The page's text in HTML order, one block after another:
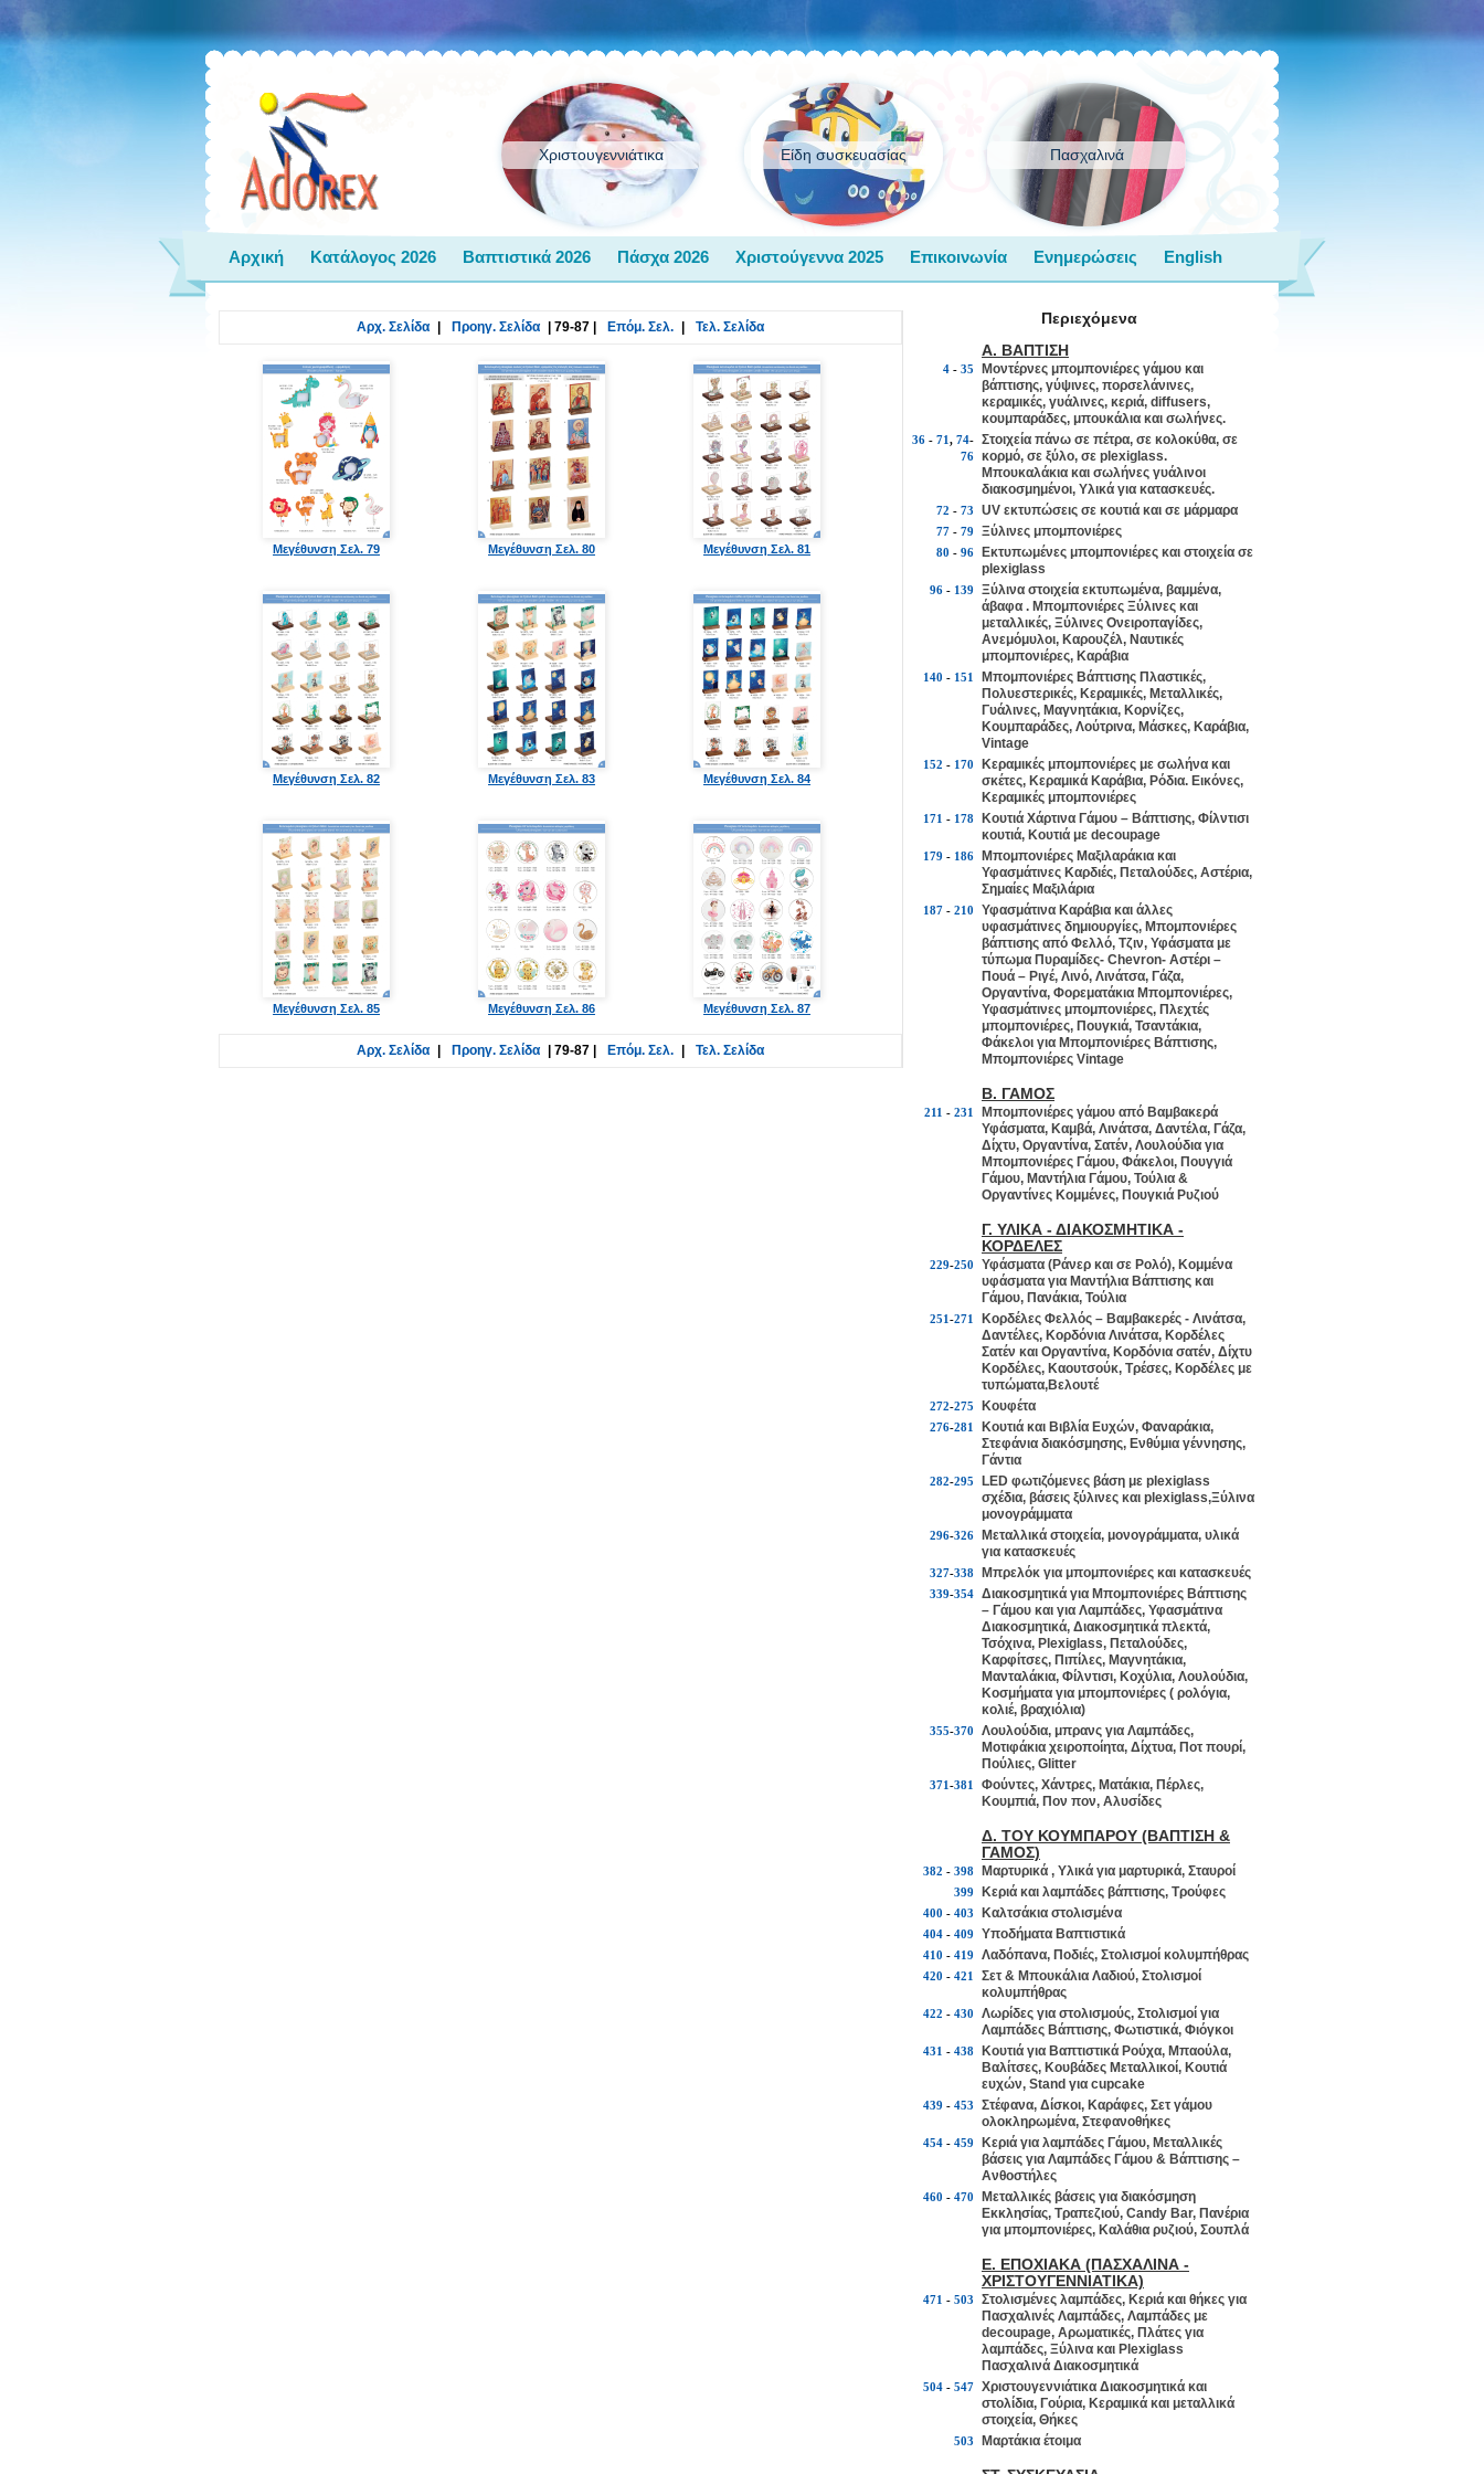
Χριστουγεννιάτικα Είδη συσκευασίας Πασχαλινά
Αρχική Κατάλογος 2026 Βαπτιστικά 2026 Πάσχα 2026 Χριστούγεννα 2025 Επικοινωνία Ενημερώσεις English
Αρχ. Σελίδα Προηγ. Σελίδα 79-87 Επόμ. Σελ. Τελ. Σελίδα
Μεγέθυνση Σελ. 79 Μεγέθυνση Σελ. 80 Μεγέθυνση Σελ. 81
Μεγέθυνση Σελ. 82 Μεγέθυνση Σελ. 83 Μεγέθυνση Σελ. 84
Μεγέθυνση Σελ. 85 Μεγέθυνση Σελ. 86 Μεγέθυνση Σελ. 87
Αρχ. Σελίδα Προηγ. Σελίδα 79-87 Επόμ. Σελ. Τελ. Σελίδα
Περιεχόμενα
Α. ΒΑΠΤΙΣΗ
4 - 35
Μοντέρνες μπομπονιέρες γάμου και
βάπτισης, γύψινες, πορσελάνινες,
κεραμικές, γυάλινες, κεριά, diffusers,
κουμπαράδες, μπουκάλια και σωλήνες.
36 - 71, 74-
76
Στοιχεία πάνω σε πέτρα, σε κολοκύθα, σε
κορμό, σε ξύλο, σε plexiglass.
Μπουκαλάκια και σωλήνες γυάλινοι
διακοσμημένοι, Υλικά για κατασκευές.
72 - 73 UV εκτυπώσεις σε κουτιά και σε μάρμαρα
77 - 79 Ξύλινες μπομπονιέρες
80 - 96
Εκτυπωμένες μπομπονιέρες και στοιχεία σε
plexiglass
96 - 139
Ξύλινα στοιχεία εκτυπωμένα, βαμμένα,
άβαφα . Μπομπονιέρες Ξύλινες και
μεταλλικές, Ξύλινες Ονειροπαγίδες,
Ανεμόμυλοι, Καρουζέλ, Ναυτικές
μπομπονιέρες, Καράβια
140 - 151
Μπομπονιέρες Βάπτισης Πλαστικές,
Πολυεστερικές, Κεραμικές, Μεταλλικές,
Γυάλινες, Μαγνητάκια, Κορνίζες,
Κουμπαράδες, Λούτρινα, Μάσκες, Καράβια,
Vintage
152 - 170
Κεραμικές μπομπονιέρες με σωλήνα και
σκέτες, Κεραμικά Καράβια, Ρόδια. Εικόνες,
Κεραμικές μπομπονιέρες
171 - 178
Κουτιά Χάρτινα Γάμου – Βάπτισης, Φίλντισι
κουτιά, Κουτιά με decoupage
179 - 186
Μπομπονιέρες Μαξιλαράκια και
Υφασμάτινες Καρδιές, Πεταλούδες, Αστέρια,
Σημαίες Μαξιλάρια
187 - 210
Υφασμάτινα Καράβια και άλλες
υφασμάτινες δημιουργίες, Μπομπονιέρες
βάπτισης από Φελλό, Τζιν, Υφάσματα με
τύπωμα Πυραμίδες- Chevron- Αστέρι –
Πουά – Ριγέ, Λινό, Λινάτσα, Γάζα,
Οργαντίνα, Φορεματάκια Μπομπονιέρες,
Υφασμάτινες μπομπονιέρες, Πλεχτές
μπομπονιέρες, Πουγκιά, Τσαντάκια,
Φάκελοι για Μπομπονιέρες Βάπτισης,
Μπομπονιέρες Vintage
Β. ΓΑΜΟΣ
211 - 231
Μπομπονιέρες γάμου από Βαμβακερά
Υφάσματα, Καμβά, Λινάτσα, Δαντέλα, Γάζα,
Δίχτυ, Οργαντίνα, Σατέν, Λουλούδια για
Μπομπονιέρες Γάμου, Φάκελοι, Πουγγιά
Γάμου, Μαντήλια Γάμου, Τούλια &
Οργαντίνες Κομμένες, Πουγκιά Ρυζιού
Γ. ΥΛΙΚΑ - ΔΙΑΚΟΣΜΗΤΙΚΑ -
ΚΟΡΔΕΛΕΣ
229-250
Υφάσματα (Ράνερ και σε Ρολό), Κομμένα
υφάσματα για Μαντήλια Βάπτισης και
Γάμου, Πανάκια, Τούλια
251-271
Κορδέλες Φελλός – Βαμβακερές - Λινάτσα,
Δαντέλες, Κορδόνια Λινάτσα, Κορδέλες
Σατέν και Οργαντίνα, Κορδόνια σατέν, Δίχτυ
Κορδέλες, Καουτσούκ, Τρέσες, Κορδέλες με
τυπώματα,Βελουτέ
272-275 Κουφέτα
276-281
Κουτιά και Βιβλία Ευχών, Φαναράκια,
Στεφάνια διακόσμησης, Ενθύμια γέννησης,
Γάντια
282-295
LED φωτιζόμενες βάση με plexiglass
σχέδια, βάσεις ξύλινες και plexiglass,Ξύλινα
μονογράμματα
296-326
Μεταλλικά στοιχεία, μονογράμματα, υλικά
για κατασκευές
327-338 Μπρελόκ για μπομπονιέρες και κατασκευές
339-354 Διακοσμητικά για Μπομπονιέρες Βάπτισης
– Γάμου και για Λαμπάδες, Υφασμάτινα
Διακοσμητικά, Διακοσμητικά πλεκτά,
Τσόχινα, Plexiglass, Πεταλούδες,
Καρφίτσες, Πιπίλες, Μαγνητάκια,
Μανταλάκια, Φίλντισι, Κοχύλια, Λουλούδια,
Κοσμήματα για μπομπονιέρες ( ρολόγια,
κολιέ, βραχιόλια)
355-370
Λουλούδια, μπρανς για Λαμπάδες,
Μοτιφάκια χειροποίητα, Δίχτυα, Ποτ πουρί,
Πούλιες, Glitter
371-381
Φούντες, Χάντρες, Ματάκια, Πέρλες,
Κουμπιά, Πον πον, Αλυσίδες
Δ. ΤΟΥ ΚΟΥΜΠΑΡΟΥ (ΒΑΠΤΙΣΗ &
ΓΑΜΟΣ)
382 - 398 Μαρτυρικά , Υλικά για μαρτυρικά, Σταυροί
399 Κεριά και λαμπάδες βάπτισης, Τρούφες
400 - 403 Καλτσάκια στολισμένα
404 - 409 Υποδήματα Βαπτιστικά
410 - 419 Λαδόπανα, Ποδιές, Στολισμοί κολυμπήθρας
420 - 421
Σετ & Μπουκάλια Λαδιού, Στολισμοί
κολυμπήθρας
422 - 430
Λωρίδες για στολισμούς, Στολισμοί για
Λαμπάδες Βάπτισης, Φωτιστικά, Φιόγκοι
431 - 438
Κουτιά για Βαπτιστικά Ρούχα, Μπαούλα,
Βαλίτσες, Κουβάδες Μεταλλικοί, Κουτιά
ευχών, Stand για cupcake
439 - 453
Στέφανα, Δίσκοι, Καράφες, Σετ γάμου
ολοκληρωμένα, Στεφανοθήκες
454 - 459
Κεριά για λαμπάδες Γάμου, Μεταλλικές
βάσεις για Λαμπάδες Γάμου & Βάπτισης –
Ανθοστήλες
460 - 470
Μεταλλικές βάσεις για διακόσμηση
Εκκλησίας, Τραπεζιού, Candy Bar, Πανέρια
για μπομπονιέρες, Καλάθια ρυζιού, Σουπλά
Ε. ΕΠΟΧΙΑΚΑ (ΠΑΣΧΑΛΙΝΑ -
ΧΡΙΣΤΟΥΓΕΝΝΙΑΤΙΚΑ)
471 - 503
Στολισμένες λαμπάδες, Κεριά και θήκες για
Πασχαλινές Λαμπάδες, Λαμπάδες με
decoupage, Αρωματικές, Πλάτες για
λαμπάδες, Ξύλινα και Plexiglass
Πασχαλινά Διακοσμητικά
504 - 547 Χριστουγεννιάτικα Διακοσμητικά και
στολίδια, Γούρια, Κεραμικά και μεταλλικά
στοιχεία, Θήκες
503 Μαρτάκια έτοιμα